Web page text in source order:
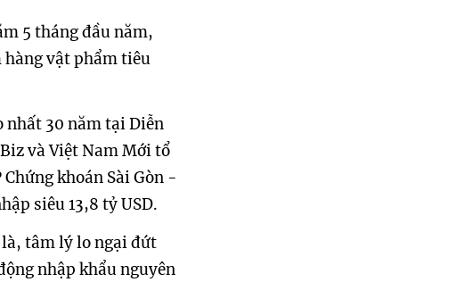
5 tháng đầu năm,
hàng vật phẩm tiêu
nhất 30 năm tại Diễn
và Việt Nam Mới tổ
khoán Sài Gòn -
siêu 13,8 tỷ USD.
tâm lý lo ngại đứt
nhập khẩu nguyên